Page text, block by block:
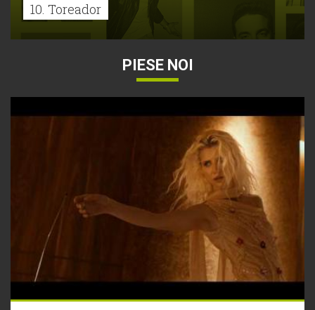
10. Toreador
PIESE NOI